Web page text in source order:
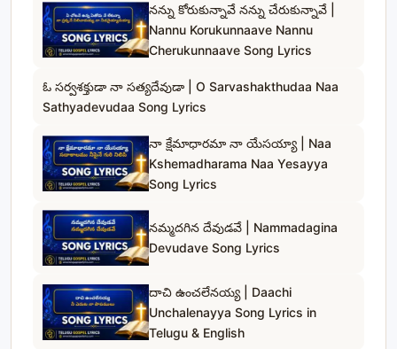
నన్ను కోరుకున్నావే నన్ను చేరుకున్నావే |
Nannu Korukunnaave Nannu
Cherukunnaave Song Lyrics
ఓ సర్వశక్తుడా నా సత్యదేవుడా | O Sarvashakthudaa Naa
Sathyadevudaa Song Lyrics
నా క్షేమాధారమా నా యేసయ్యా | Naa
Kshemadharama Naa Yesayya
Song Lyrics
నమ్మదగిన దేవుడవే | Nammadagina
Devudave Song Lyrics
దాచి ఉంచలేనయ్య | Daachi
Unchalenayya Song Lyrics in
Telugu & English